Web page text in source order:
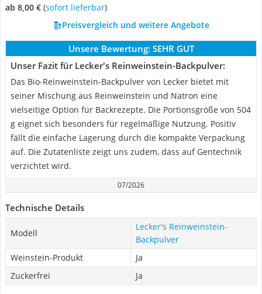
ab 8,00 € ( Sofort lieferbar)
Preisvergleich und weitere Angebote
Unsere Bewertung: SEHR GUT
Unser Fazit für Lecker's Reinweinstein-Backpulver:
Das Bio-Reinweinstein-Backpulver von Lecker bietet mit
seiner Mischung aus Reinweinstein und Natron eine
vielseitige Option für Backrezepte. Die Portionsgröße von 504
g eignet sich besonders für regelmäßige Nutzung. Positiv
fällt die einfache Lagerung durch die kompakte Verpackung
auf. Die Zutatenliste zeigt uns zudem, dass auf Gentechnik
verzichtet wird.
07/2026
Technische Details
Modell
Lecker's Reinweinstein-
Backpulver
Weinstein-Produkt
Ja
Zuckerfrei
Ja